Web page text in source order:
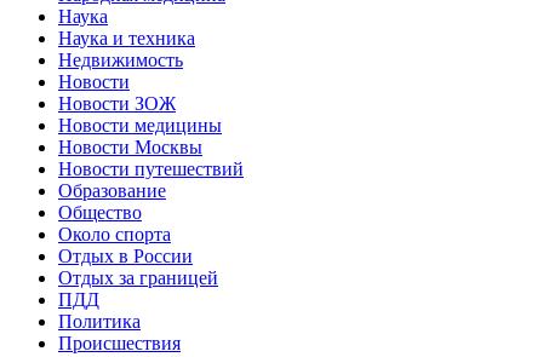
Наука
Наука и техника
Недвижимость
Новости
Новости ЗОЖ
Новости медицины
Новости Москвы
Новости путешествий
Образование
Общество
Около спорта
Отдых в России
Отдых за границей
ПДД
Политика
Происшествия